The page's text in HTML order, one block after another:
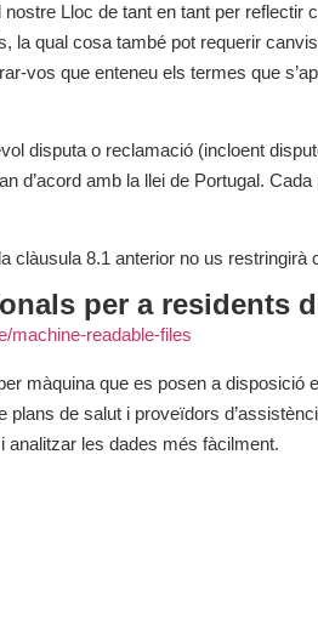
Lloc de tant en tant per
la qual cosa també pot requerir
vos que enteneu els termes que
disputa o reclamació (incloent
d’acord amb la llei de Portugal.
clàusula 8.1 anterior no us
per a residents
machine-readable-files
màquina que es posen a
de salut i proveïdors
analitzar les dades més fàcilment.